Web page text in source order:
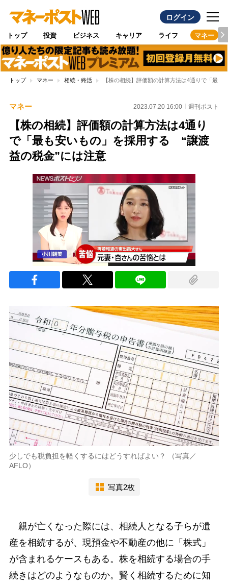
ログイン
トップ 投資 ビジネス キャリア ライフ マネー
トップ マネー 相続・終活 【株の相続】評価額の計算方法は4通りで「最
マネー 2023.07.20 16:00 週刊ポスト
【株の相続】評価額の計算方法は4通り
で「最も安いもの」を採用する “譲渡
益の税金”には注意
少しでも税負担を軽くするにはどうすればよい？ （写真／
AFLO）
写真2枚
親が亡くなった際には、相続人となる子らが遺
産を相続するが、現預金や不動産の他に「株式」
が含まれるケースもある。株を相続する場合の手
続きはどのようなものか。賢く相続するために知